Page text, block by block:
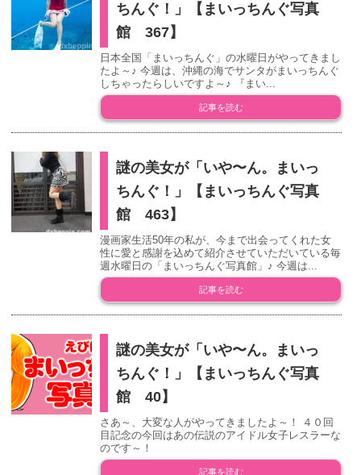
ちんぐ！」【まいっちんぐ写真
館 367】
日本全国「まいっちんぐ」の水曜日がやってきまし
たよ～♪ 今週は、沖縄の海でサンタがまいっちんぐ
しちゃったらしいですよ～♪ 『まい...
記事を読む
謎の美女が「いや〜ん。まいっ
ちんぐ！」【まいっちんぐ写真
館 463】
漫画家生活50年の私が、今まで出会ってくれた女
性に愛と感謝を込めて紹介させていただいている毎
週水曜日の「まいっちんぐ写真館」♪ 今週は...
記事を読む
謎の美女が「いや〜ん。まいっ
ちんぐ！」【まいっちんぐ写真
館 40】
さあ～、大変な人がやってきましたよ～！ ４０回
目記念の今回はあの伝説のアイドル女子レスラーな
のです～！
記事を読む